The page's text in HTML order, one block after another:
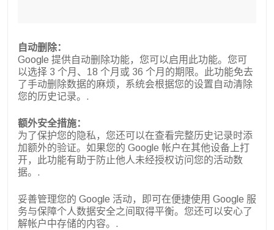
自动删除：
Google 提供自动删除功能，您可以启用此功能。您可
以选择 3 个月、18 个月或 36 个月的期限。此功能免去
了手动删除数据的麻烦，系统会根据您的设置自动清除
您的历史记录。.
额外安全措施：
为了保护您的隐私，您还可以在查看完整历史记录时添
加额外的验证。如果您的 Google 帐户在其他设备上打
开，此功能有助于防止他人未经授权访问您的活动数
据。.
妥善管理您的 Google 活动，即可在便捷使用 Google 服
务与保障个人数据安全之间取得平衡。您还可以安心了
解帐户中存储的内容。.